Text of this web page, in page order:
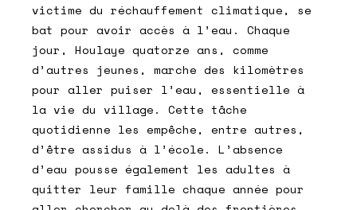
victime du réchauffement climatique, se
bat pour avoir accès à l’eau. Chaque
jour, Houlaye quatorze ans, comme
d’autres jeunes, marche des kilomètres
pour aller puiser l’eau, essentielle à
la vie du village. Cette tâche
quotidienne les empêche, entre autres,
d’être assidus à l’école. L’absence
d’eau pousse également les adultes à
quitter leur famille chaque année pour